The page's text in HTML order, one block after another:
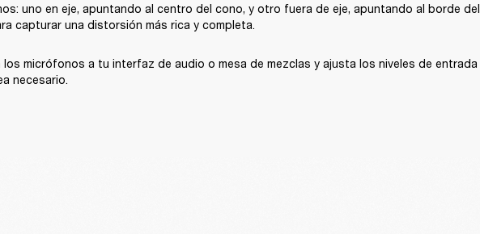
uno en eje, apuntando al centro del cono, y otro fuera de eje, apuntando al borde del
capturar una distorsión más rica y completa.
los micrófonos a tu interfaz de audio o mesa de mezclas y ajusta los niveles de entrada
necesario.